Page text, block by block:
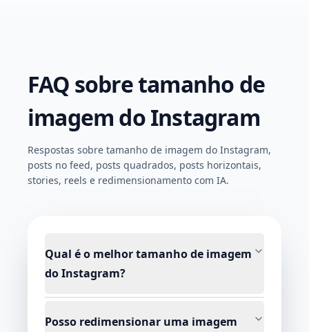
FAQ sobre tamanho de
imagem do Instagram
Respostas sobre tamanho de imagem do Instagram,
posts no feed, posts quadrados, posts horizontais,
stories, reels e redimensionamento com IA.
Qual é o melhor tamanho de imagem
do Instagram?
Posso redimensionar uma imagem